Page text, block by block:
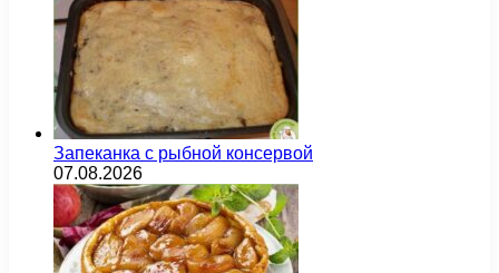
Запеканка с рыбной консервой
07.08.2026